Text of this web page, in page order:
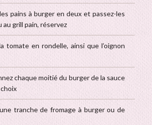
pains à burger en deux et passez-les
au grill pain, réservez
tomate en rondelle, ainsi que l’oignon
chaque moitié du burger de la sauce
tranche de fromage à burger ou de